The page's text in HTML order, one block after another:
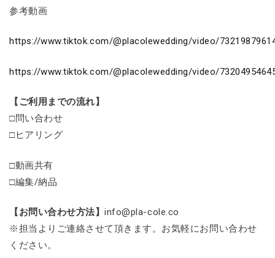
参考動画
https://www.tiktok.com/@placolewedding/video/
https://www.tiktok.com/@placolewedding/video/
【ご利用までの流れ】
□問い合わせ
□ヒアリング
□動画共有
□編集/納品
【お問い合わせ方法】info@pla-cole.co
※担当よりご連絡させて頂きます。お気軽にお問い合わせ
ください。